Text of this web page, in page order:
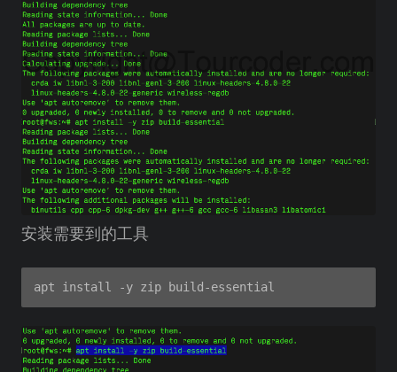
安装需要到的工具